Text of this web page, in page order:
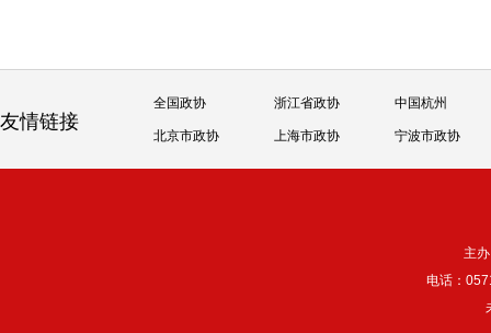
友情链接
全国政协 浙江省政协 中国杭州
北京市政协 上海市政协 宁波市政协
主
电话：